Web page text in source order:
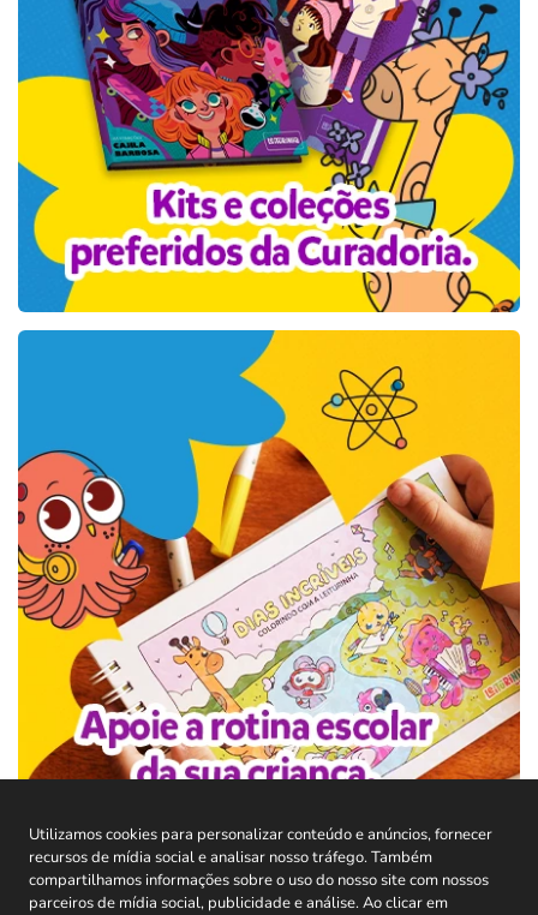
Utilizamos cookies para personalizar conteúdo e anúncios, fornecer
recursos de mídia social e analisar nosso tráfego. Também
compartilhamos informações sobre o uso do nosso site com nossos
parceiros de mídia social, publicidade e análise. Ao clicar em